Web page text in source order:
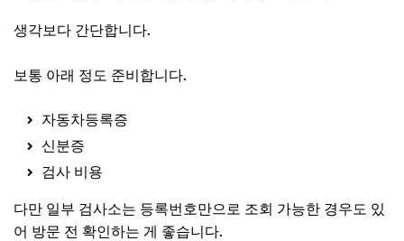
생각보다 간단합니다.
보통 아래 정도 준비합니다.
자동차등록증
신분증
검사 비용
다만 일부 검사소는 등록번호만으로 조회 가능한 경우도 있
어 방문 전 확인하는 게 좋습니다.